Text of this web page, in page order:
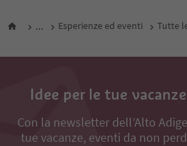
... Esperienze ed eventi Tutte
Idee per le tue
Con la newsletter dell’Alto
tue vacanze, eventi da non